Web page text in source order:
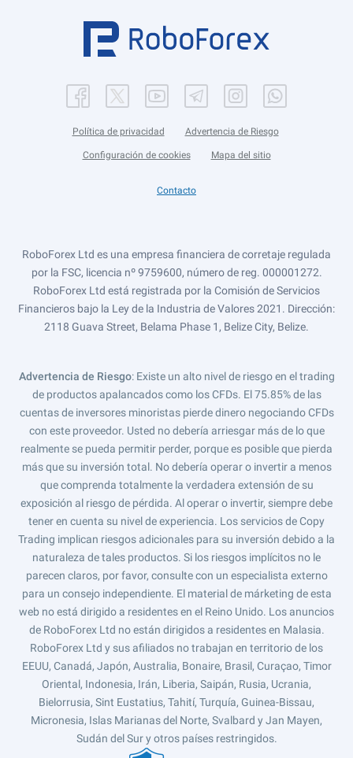
Política de privacidad Advertencia de Riesgo
Configuración de cookies Mapa del sitio
Contacto
RoboForex Ltd es una empresa financiera de corretaje regulada
por la FSC, licencia nº 9759600, número de reg. 000001272.
RoboForex Ltd está registrada por la Comisión de Servicios
Financieros bajo la Ley de la Industria de Valores 2021. Dirección:
2118 Guava Street, Belama Phase 1, Belize City, Belize.
Advertencia de Riesgo: Existe un alto nivel de riesgo en el trading
de productos apalancados como los CFDs. El 75.85% de las
cuentas de inversores minoristas pierde dinero negociando CFDs
con este proveedor. Usted no debería arriesgar más de lo que
realmente se pueda permitir perder, porque es posible que pierda
más que su inversión total. No debería operar o invertir a menos
que comprenda totalmente la verdadera extensión de su
exposición al riesgo de pérdida. Al operar o invertir, siempre debe
tener en cuenta su nivel de experiencia. Los servicios de Copy
Trading implican riesgos adicionales para su inversión debido a la
naturaleza de tales productos. Si los riesgos implícitos no le
parecen claros, por favor, consulte con un especialista externo
para un consejo independiente. El material de márketing de esta
web no está dirigido a residentes en el Reino Unido. Los anuncios
de RoboForex Ltd no están dirigidos a residentes en Malasia.
RoboForex Ltd y sus afiliados no trabajan en territorio de los
EEUU, Canadá, Japón, Australia, Bonaire, Brasil, Curaçao, Timor
Oriental, Indonesia, Irán, Liberia, Saipán, Rusia, Ucrania,
Bielorrusia, Sint Eustatius, Tahití, Turquía, Guinea-Bissau,
Micronesia, Islas Marianas del Norte, Svalbard y Jan Mayen,
Sudán del Sur y otros países restringidos.